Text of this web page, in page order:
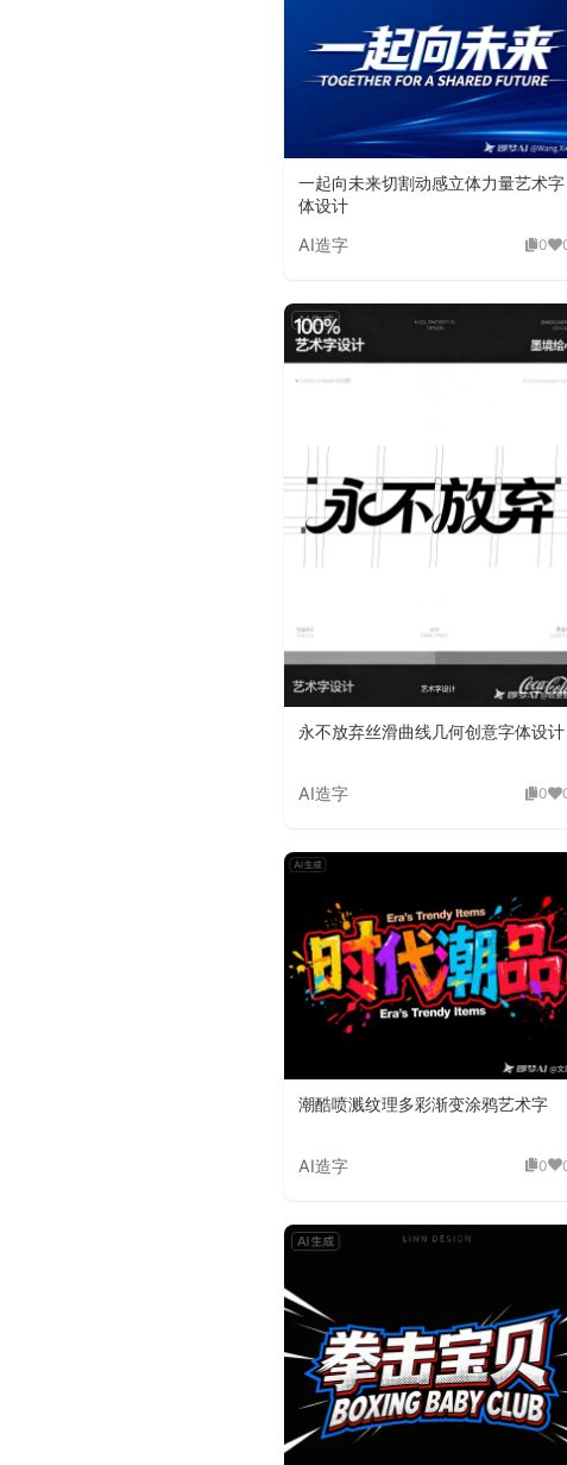
一起向未来切割动感立体力量艺术字
体设计
AI造字 0
永不放弃丝滑曲线几何创意字体设计
AI造字 0
潮酷喷溅纹理多彩渐变涂鸦艺术字
AI造字 0